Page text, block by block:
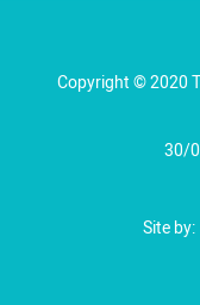
Copyright © 2020
Site by: